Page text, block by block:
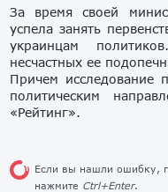
За время своей
успела занять
украинцам
несчастных ее
Причем исследование
политическим
«Рейтинг».
Если вы нашли ошибку,
нажмите Ctrl+Enter.